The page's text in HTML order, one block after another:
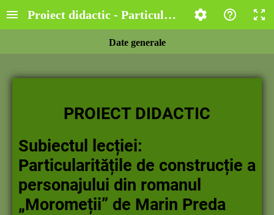
Proiect didactic - Particularități de
Date generale
PROIECT DIDACTIC
Subiectul lecției:
Particularitățile de construcție a
personajului din romanul
„Moromeții” de Marin Preda